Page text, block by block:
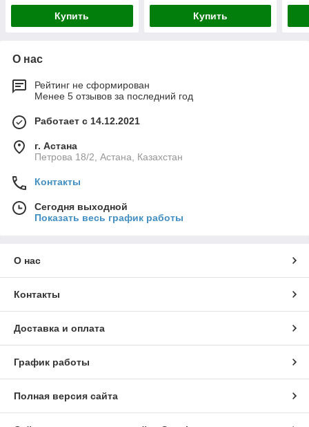
Купить Купить
О нас
Рейтинг не сформирован
Менее 5 отзывов за последний год
Работает с 14.12.2021
г. Астана
Петрова 18/2, Астана, Казахстан
Контакты
Сегодня выходной
Показать весь график работы
О нас
Контакты
Доставка и оплата
График работы
Полная версия сайта